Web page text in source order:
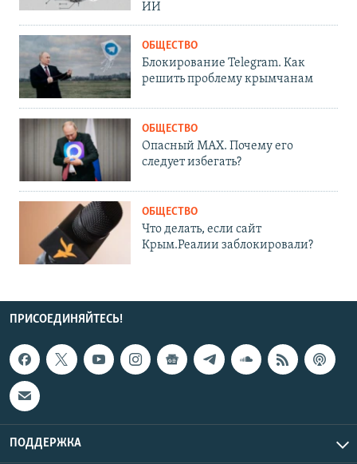
ИИ
ОБЩЕСТВО
Блокирование Telegram. Как
решить проблему крымчанам
ОБЩЕСТВО
Опасный MAX. Почему его
следует избегать?
ОБЩЕСТВО
Что делать, если сайт
Крым.Реалии заблокировали?
ПРИСОЕДИНЯЙТЕСЬ!
ПОДДЕРЖКА